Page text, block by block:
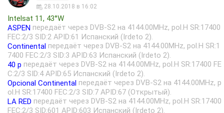
28.10.2018 в 16:02
Intelsat 11, 43°W
ASPEN передаёт через DVB-S2 на 4144.00MHz, pol.H SR:17400
FEC:2/3 SID:2 APID:61 Испанский (Irdeto 2).
Continental передаёт через DVB-S2 на 4144.00MHz, pol.H SR:1
7400 FEC:2/3 SID:3 APID:63 Испанский (Irdeto 2).
40 p передаёт через DVB-S2 на 4144.00MHz, pol.H SR:17400 FE
C:2/3 SID:4 APID:65 Испанский (Irdeto 2).
Opcional Continental передаёт через DVB-S2 на 4144.00MHz, p
ol.H SR:17400 FEC:2/3 SID:7 APID:67 (Открытый).
LA RED передаёт через DVB-S2 на 4144.00MHz, pol.H SR:17400
FEC:2/3 SID:601 APID:603 Испанский (Irdeto 2).